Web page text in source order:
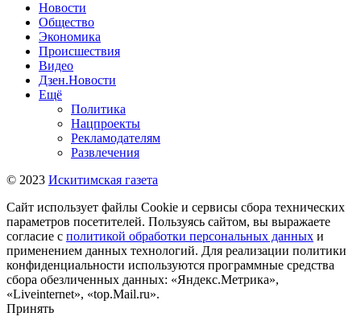
Новости
Общество
Экономика
Происшествия
Видео
Дзен.Новости
Ещё
Политика
Нацпроекты
Рекламодателям
Развлечения
© 2023 Искитимская газета
Сайт использует файлы Cookie и сервисы сбора технических
параметров посетителей. Пользуясь сайтом, вы выражаете
согласие с политикой обработки персональных данных и
применением данных технологий. Для реализации политики
конфиденциальности используются программные средства
сбора обезличенных данных: «Яндекс.Метрика»,
«Liveinternet», «top.Mail.ru».
Принять